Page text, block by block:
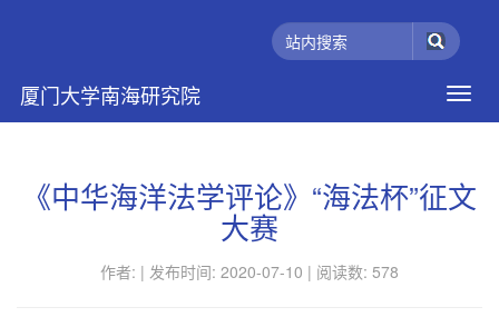
厦门大学南海研究院
《中华海洋法学评论》“海法杯”征文
大赛
作者: | 发布时间: 2020-07-10 | 阅读数: 578